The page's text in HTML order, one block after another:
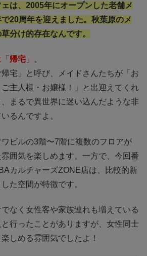
は、2005年にオープンした老舗メ
20周年を迎えました。秋葉原のメ
分け的存在なんです。
帰宅 」
。
宅」と呼び、メイドさんたちが「お
主人様・お嬢様！」と出迎えてくれ
まるで異世界に迷い込んだような非
るんですよ。
ビルの3階〜7階に複数のフロアが
囲気を楽しめます。一方で、今回番
カルチャーズZONE店は、比較的新
た空間が特徴です。
なく 女性客や家族連れも増えている
行ったことがありますが、女性同士
しめる雰囲気でしたよ！